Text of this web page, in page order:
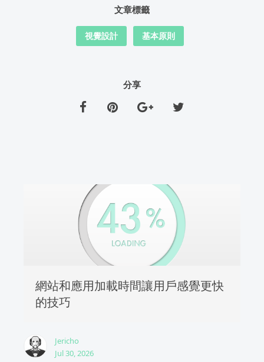
文章標籤
視覺設計 基本原則
分享
網站和應用加載時間讓用戶感覺更快
的技巧
Jericho
Jul 30, 2026